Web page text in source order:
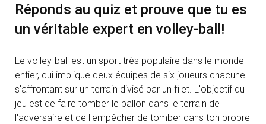
Réponds au quiz et prouve que tu es
un véritable expert en volley-ball!
Le volley-ball est un sport très populaire dans le monde
entier, qui implique deux équipes de six joueurs chacune
s'affrontant sur un terrain divisé par un filet. L'objectif du
jeu est de faire tomber le ballon dans le terrain de
l'adversaire et de l'empêcher de tomber dans ton propre